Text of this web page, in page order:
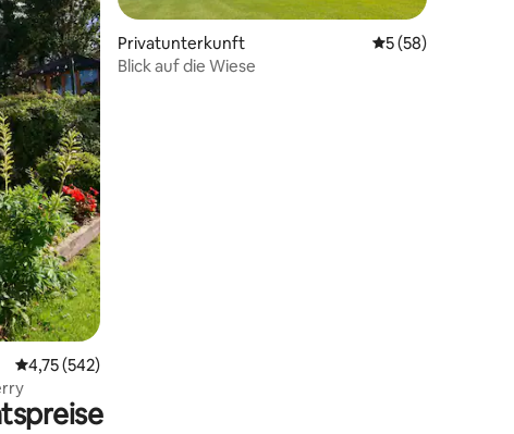
Bewertungen
Durchschnittliche Bewertung: 4,75 von 5, 542 Bewertungen
4,75 (542)
Privatunterkunft Durchschnittliche
5 (58)
Blick auf die Wiese